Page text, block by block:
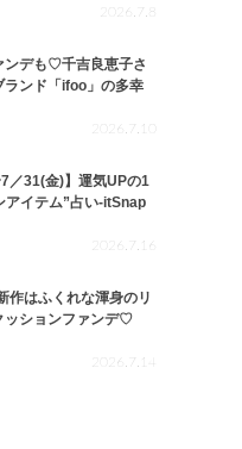
2026.7.8
ンデも♡千吉良恵子さ
ランド「ifoo」の多幸
2026.7.10
／31(金)】運気UPの1
アイテム”占い-itSnap
2026.7.16
作はふくれな渾身のリ
ッションファンデ♡
2026.7.14